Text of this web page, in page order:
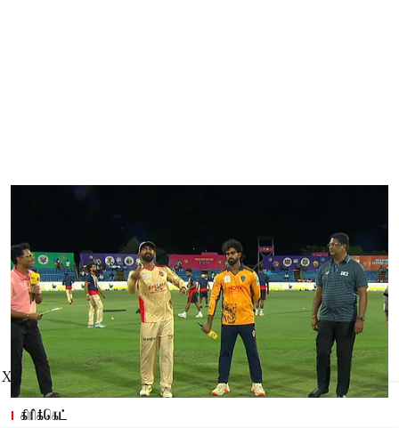
கிரிக்கெட்
X